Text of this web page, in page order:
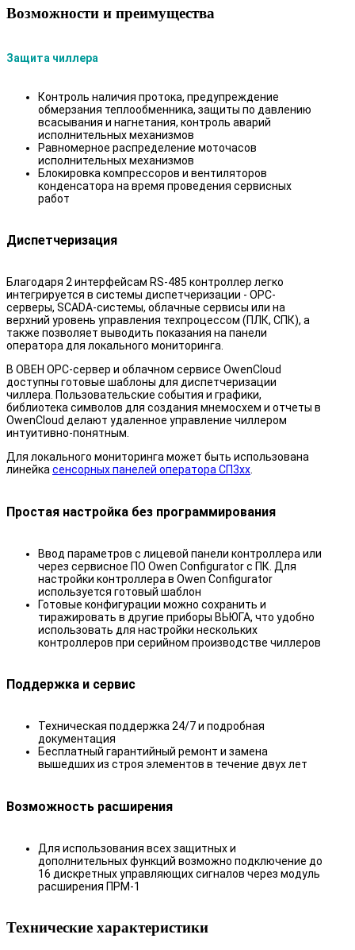
Возможности и преимущества
Защита чиллера
Контроль наличия протока, предупреждение
обмерзания теплообменника, защиты по давлению
всасывания и нагнетания, контроль аварий
исполнительных механизмов
Равномерное распределение моточасов
исполнительных механизмов
Блокировка компрессоров и вентиляторов
конденсатора на время проведения сервисных
работ
Диспетчеризация
Благодаря 2 интерфейсам RS-485 контроллер легко
интегрируется в системы диспетчеризации - ОРС-
серверы, SCADA-системы, облачные сервисы или на
верхний уровень управления техпроцессом (ПЛК, СПК), а
также позволяет выводить показания на панели
оператора для локального мониторинга.
В ОВЕН OPC-сервер и облачном сервисе OwenCloud
доступны готовые шаблоны для диспетчеризации
чиллера. Пользовательские события и графики,
библиотека символов для создания мнемосхем и отчеты в
OwenCloud делают удаленное управление чиллером
интуитивно-понятным.
Для локального мониторинга может быть использована
линейкасенсорных панелей оператора СП3хх.
Простая настройка без программирования
Ввод параметров с лицевой панели контроллера или
через сервисное ПО Owen Configurator с ПК. Для
настройки контроллера в Owen Configurator
используется готовый шаблон
Готовые конфигурации можно сохранить и
тиражировать в другие приборы ВЬЮГА, что удобно
использовать для настройки нескольких
контроллеров при серийном производстве чиллеров
Поддержка и сервис
Техническая поддержка 24/7 и подробная
документация
Бесплатный гарантийный ремонт и замена
вышедших из строя элементов в течение двух лет
Возможность расширения
Для использования всех защитных и
дополнительных функций возможно подключение до
16 дискретных управляющих сигналов через модуль
расширения ПРМ-1
Технические характеристики